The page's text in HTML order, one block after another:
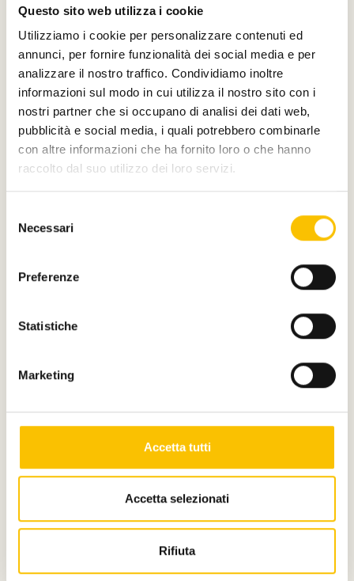
Questo sito web utilizza i cookie
Utilizziamo i cookie per personalizzare contenuti ed
annunci, per fornire funzionalità dei social media e per
analizzare il nostro traffico. Condividiamo inoltre
informazioni sul modo in cui utilizza il nostro sito con i
nostri partner che si occupano di analisi dei dati web,
pubblicità e social media, i quali potrebbero combinarle
con altre informazioni che ha fornito loro o che hanno
raccolto dal suo utilizzo dei loro servizi.
delNecessari
Preferenze
Statistiche
Marketing
Accetta tutti
Accetta selezionati
Rifiuta
Dall'italiano al mondo
Scopri i dettagli